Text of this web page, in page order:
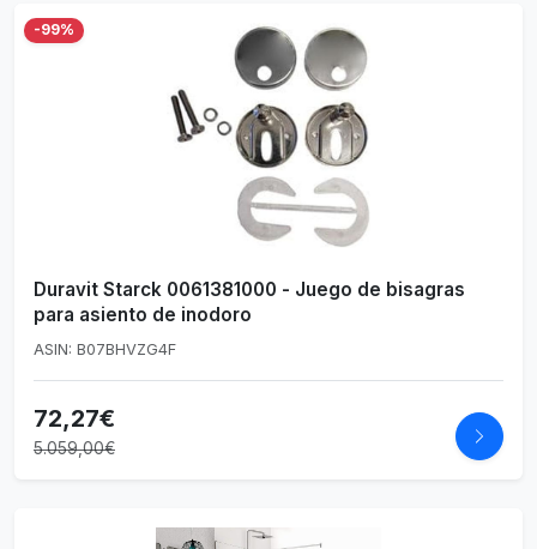
-99%
Duravit Starck 0061381000 - Juego de bisagras
para asiento de inodoro
ASIN: B07BHVZG4F
72,27€
5.059,00€